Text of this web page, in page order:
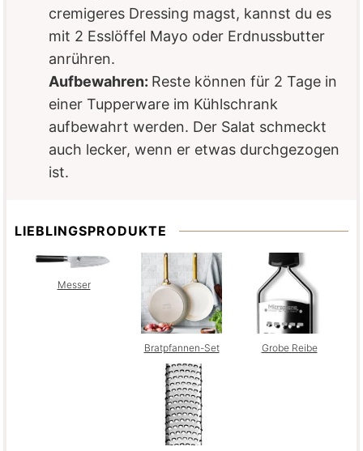
cremigeres Dressing magst, kannst du es
mit 2 Esslöffel Mayo oder Erdnussbutter
anrühren.
Aufbewahren: Reste können für 2 Tage in
einer Tupperware im Kühlschrank
aufbewahrt werden. Der Salat schmeckt
auch lecker, wenn er etwas durchgezogen
ist.
LIEBLINGSPRODUKTE
Messer
Bratpfannen-Set Grobe Reibe